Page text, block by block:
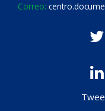
Correo: